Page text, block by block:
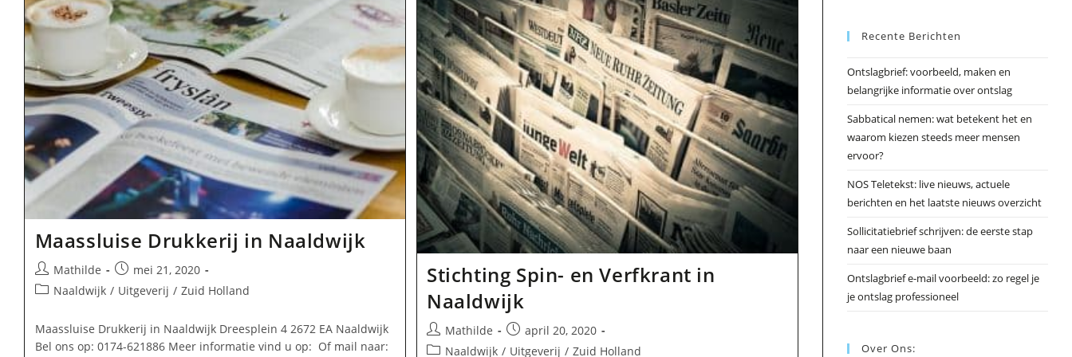
Maassluise Drukkerij in Naaldwijk
Bericht
auteur:
Mathilde
Bericht
gepubliceerd
mei 21, 2020
Berichtcategorie:
Naaldwijk / Uitgeverij / Zuid Holland
Maassluise Drukkerij in Naaldwijk Dreesplein 4 2672 EA Naaldwijk
Bel ons op: 0174-621886 Meer informatie vind u op: Of mail naar:
Stichting Spin- en Verfkrant in
Naaldwijk
Bericht
auteur:
Mathilde
Bericht
gepubliceerd
april 20, 2020
Berichtcategorie:
Naaldwijk / Uitgeverij / Zuid Holland
Recente Berichten
Ontslagbrief: voorbeeld, maken en
belangrijke informatie over ontslag
Sabbatical nemen: wat betekent het en
waarom kiezen steeds meer mensen
ervoor?
NOS Teletekst: live nieuws, actuele
berichten en het laatste nieuws overzicht
Sollicitatiebrief schrijven: de eerste stap
naar een nieuwe baan
Ontslagbrief e-mail voorbeeld: zo regel je
je ontslag professioneel
Over Ons: